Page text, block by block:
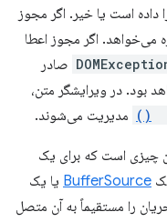
داده است یا خیر. اگر مجوز
می‌خواهد. اگر مجوز اعطا
صادر
بود. در ویرایشگر متن،
مدیریت می‌شوند.
چیزی است که برای یک
BufferSource یا یک
را مستقیماً به آن متصل